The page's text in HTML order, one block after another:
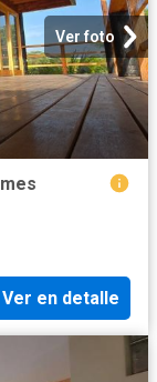
Ver foto
Ver en detalle